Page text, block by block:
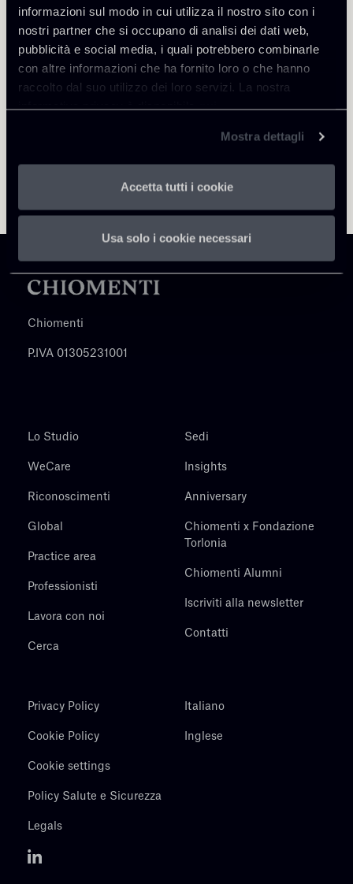
informazioni sul modo in cui utilizza il nostro sito con i
nostri partner che si occupano di analisi dei dati web,
pubblicità e social media, i quali potrebbero combinarle
con altre informazioni che ha fornito loro o che hanno
raccolto dal suo utilizzo dei loro servizi. La nostra
informativa privacy è disponibilequi.
Mostra dettagli
Accetta tutti i cookie
Usa solo i cookie necessari
Torna agli Insights
Scopri il professionista
Chiomenti
P.IVA 01305231001
Lo Studio
WeCare
Riconoscimenti
Global
Practice area
Professionisti
Lavora con noi
Cerca
Sedi
Insights
Anniversary
Chiomenti x Fondazione
Torlonia
Chiomenti Alumni
Iscriviti alla newsletter
Contatti
Privacy Policy
Cookie Policy
Cookie settings
Policy Salute e Sicurezza
Legals
Italiano
Inglese